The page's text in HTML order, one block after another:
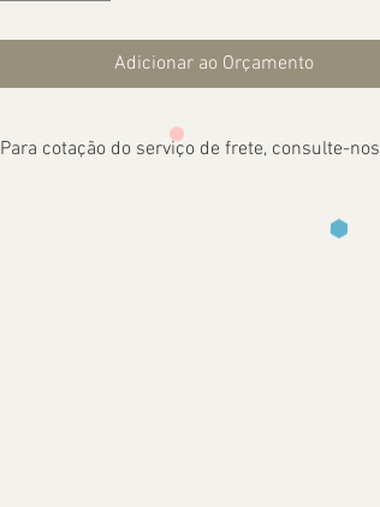
Adicionar ao Orçamento
Para cotação do serviço de frete, consulte-nos